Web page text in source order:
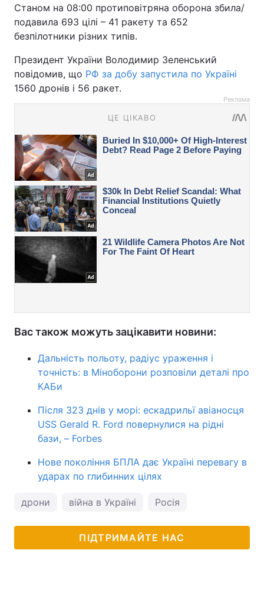
Станом на 08:00 протиповітряна оборона збила/
подавила 693 цілі – 41 ракету та 652
безпілотники різних типів.
Президент України Володимир Зеленський
повідомив, що РФ за добу запустила по Україні
1560 дронів і 56 ракет.
Реклама
Вас також можуть зацікавити новини:
Дальність польоту, радіус ураження і
точність: в Міноборони розповіли деталі про
КАБи
Після 323 днів у морі: ескадрильї авіаносця
USS Gerald R. Ford повернулися на рідні
бази, – Forbes
Нове покоління БПЛА дає Україні перевагу в
ударах по глибинних цілях
дрони війна в Україні Росія
ПІДТРИМАЙТЕ НАС